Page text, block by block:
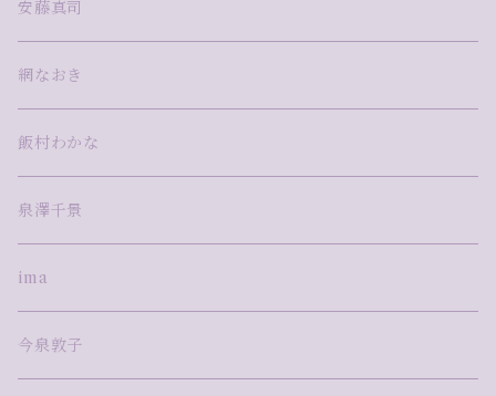
安藤真司
網なおき
飯村わかな
泉澤千景
ima
今泉敦子